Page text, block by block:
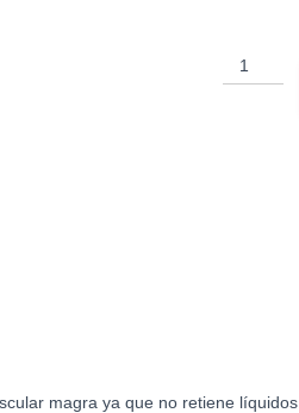
Venta
Equipoise
magra ya que no retiene líquidos